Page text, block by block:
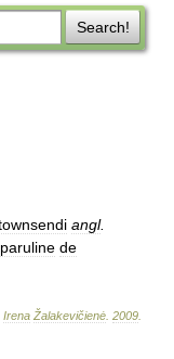
Search!
angl.
paruline de
Irena Žalakevičienė 2009